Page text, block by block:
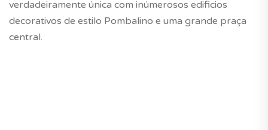
verdadeiramente única com inúmerosos edificios
decorativos de estilo Pombalino e uma grande praça
central.